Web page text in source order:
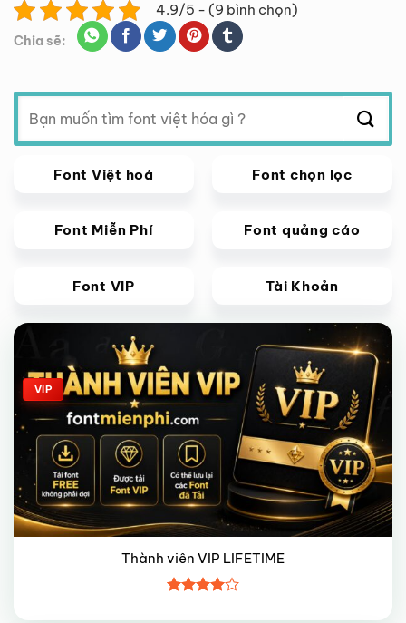
4.9/5 - (9 bình chọn)
Chia sẽ:
Tìm
kiếm:
Font Việt hoá Font chọn lọc
Font Miễn Phí Font quảng cáo
Font VIP Tài Khoản
Giảm giá!
VIP
Thành viên VIP LIFETIME